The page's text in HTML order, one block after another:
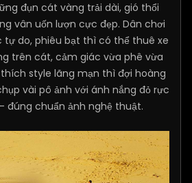
đụn cát vàng trải dài, gió thổi
vân uốn lượn cực đẹp. Dân chơi
do, phiêu bạt thì có thể thuê xe
trên cát, cảm giác vừa phê vừa
thích style lãng mạn thì đợi hoàng
vài pô ảnh với ánh nắng đỏ rực
đúng chuẩn ảnh nghệ thuật.